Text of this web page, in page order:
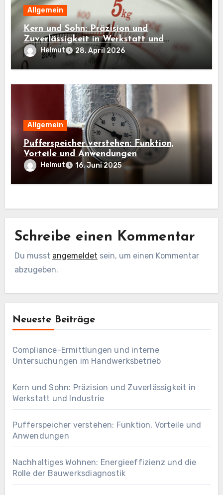
Allgemein
Kern und Sohn: Präzision und
Zuverlässigkeit in Werkstatt und
Industrie
Helmut 28. April 2026
Allgemein
Pufferspeicher verstehen: Funktion,
Vorteile und Anwendungen
Helmut 16. Juni 2025
Schreibe einen Kommentar
Du musst angemeldet sein, um einen Kommentar
abzugeben.
Neueste Beiträge
Compliance-Ermittlungen und interne
Untersuchungen im Handwerksbetrieb
Kern und Sohn: Präzision und Zuverlässigkeit in
Werkstatt und Industrie
Pufferspeicher verstehen: Funktion, Vorteile und
Anwendungen
Nachhaltiges Wohnen: Energieeffizienz und die
Rolle der Bauwerksdiagnostik